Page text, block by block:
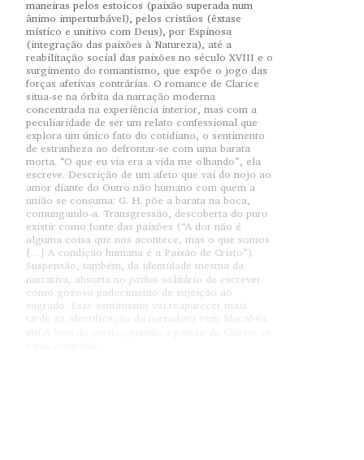
maneiras pelos estoicos (paixão superada num
ânimo imperturbável), pelos cristãos (êxtase
místico e unitivo com Deus), por Espinosa
(integração das paixões à Natureza), até a
reabilitação social das paixões no século XVIII e o
surgimento do romantismo, que expõe o jogo das
forças afetivas contrárias. O romance de Clarice
situa-se na órbita da narração moderna
concentrada na experiência interior, mas com a
peculiaridade de ser um relato confessional que
explora um único fato do cotidiano, o sentimento
de estranheza ao defrontar-se com uma barata
morta. “O que eu via era a vida me olhando”, ela
escreve. Descrição de um afeto que vai do nojo ao
amor diante do Outro não humano com quem a
união se consuma: G. H. põe a barata na boca,
comungando-a. Transgressão, descoberta do puro
existir como fonte das paixões (“A dor não é
alguma coisa que nos acontece, mas o que somos
[…] A condição humana é a Paixão de Cristo”).
Suspensão, também, da identidade mesma da
narrativa, absorta no pathos solitário de escrever
como gozoso padecimento de sujeição ao
sagrado. Esse sentimento vai reaparecer mais
tarde na identificação da narradora com Macabéa